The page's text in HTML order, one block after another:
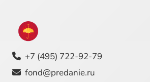
28 Просто инсульт
30 Послесловие автора
+7 (495) 722-92-79
fond@predanie.ru